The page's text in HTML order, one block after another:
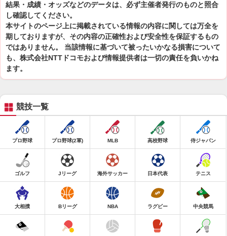
結果・成績・オッズなどのデータは、必ず主催者発行のものと照合
し確認してください。
本サイトのページ上に掲載されている情報の内容に関しては万全を
期しておりますが、その内容の正確性および安全性を保証するもの
ではありません。 当該情報に基づいて被ったいかなる損害について
も、株式会社NTTドコモおよび情報提供者は一切の責任を負いかね
ます。
競技一覧
プロ野球 プロ野球(2軍) MLB 高校野球 侍ジャパン
ゴルフ Jリーグ 海外サッカー 日本代表 テニス
大相撲 Bリーグ NBA ラグビー 中央競馬